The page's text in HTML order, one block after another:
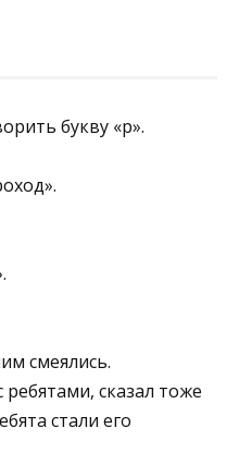
букву «р».
смеялись.
сказал тоже
стали его